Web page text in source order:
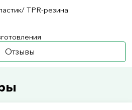
TPR-резина
Отзывы